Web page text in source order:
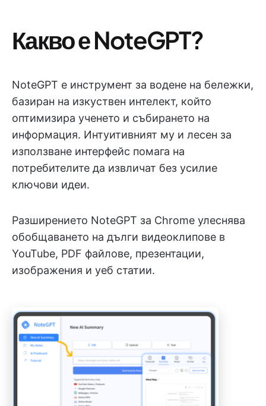
Какво е NoteGPT?
NoteGPT е инструмент за водене на бележки,
базиран на изкуствен интелект, който
оптимизира ученето и събирането на
информация. Интуитивният му и лесен за
използване интерфейс помага на
потребителите да извличат без усилие
ключови идеи.
Разширението NoteGPT за Chrome улеснява
обобщаването на дълги видеоклипове в
YouTube, PDF файлове, презентации,
изображения и уеб статии.